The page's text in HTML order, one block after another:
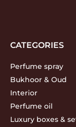
CATEGORIES
Perfume spray
Bukhoor & Oud
Interior
Perfume oil
Luxury boxes &